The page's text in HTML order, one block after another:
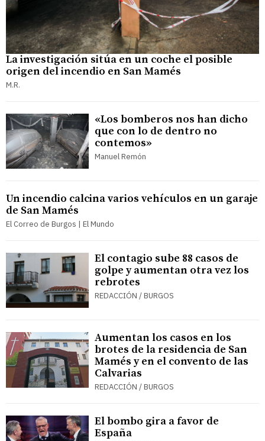
La investigación sitúa en un coche el posible
origen del incendio en San Mamés
M.R.
«Los bomberos nos han dicho
que con lo de dentro no
contemos»
Manuel Remón
Un incendio calcina varios vehículos en un garaje
de San Mamés
El Correo de Burgos | El Mundo
El contagio sube 88 casos de
golpe y aumentan otra vez los
rebrotes
REDACCIÓN / BURGOS
Aumentan los casos en los
brotes de la residencia de San
Mamés y en el convento de las
Calvarias
REDACCIÓN / BURGOS
El bombo gira a favor de
España